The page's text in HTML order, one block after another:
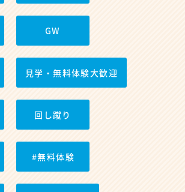
GW
見学・無料体験大歓迎
回し蹴り
#無料体験